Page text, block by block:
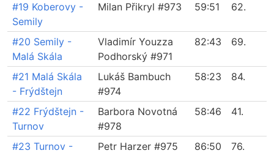
#19 Koberovy -
Semily
Milan Přikryl #973 59:51 62.
#20 Semily -
Malá Skála
Vladimír Youzza
Podhorský #971
82:43 69.
#21 Malá Skála
- Frýdštejn
Lukáš Bambuch
#974
58:23 84.
#22 Frýdštejn -
Turnov
Barbora Novotná
#978
58:46 41.
#23 Turnov -
Petr Harzer #975 86:50 76.